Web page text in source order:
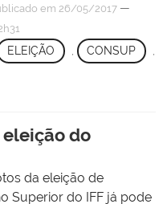
em 26/05/2017 —
ELEIÇÃO , CONSUP ,
do
da eleição de
Superior do IFF já pode